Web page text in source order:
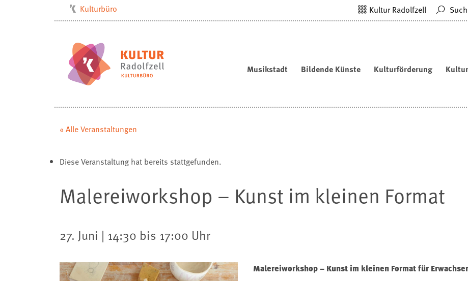
Kulturbüro
Musikschule
Stadtarchiv
Stadtmuseum
Radolfzell1200
Kultur Radolfzell
Musikstadt Bildende Künste Kulturförderung
« Alle Veranstaltungen
Diese Veranstaltung hat bereits stattgefunden.
Malereiworkshop – Kunst im kleinen Format
27. Juni | 14:30 bis 17:00 Uhr
Malereiworkshop – Kunst im kleinen Format für